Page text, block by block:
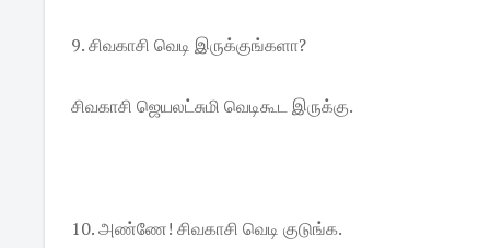
9. சிவகாசி வெடி இருக்குங்களா?
சிவகாசி ஜெயலட்சுமி வெடிகூட இருக்கு.
10. அண்ணே! சிவகாசி வெடி குடுங்க.